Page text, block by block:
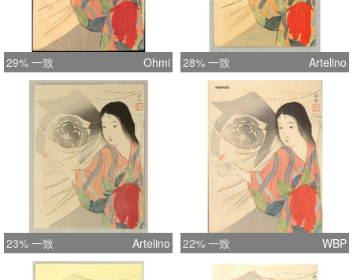
29% 一致 Ohmi 28% 一致 Artelino
23% 一致 Artelino 22% 一致 WBP